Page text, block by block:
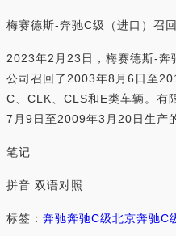
梅赛德斯-奔驰C级（进口）召
2023年2月23日，梅赛德斯-奔
公司召回了2003年8月6日至
C、CLK、CLS和E类车辆。有
7月9日至2009年3月20日生产
笔记
拼音 双语对照
标签： 奔驰奔驰C级北京奔驰C